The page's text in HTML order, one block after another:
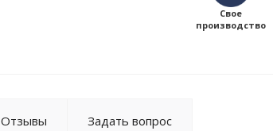
Свое
производство
Отзывы Задать вопрос